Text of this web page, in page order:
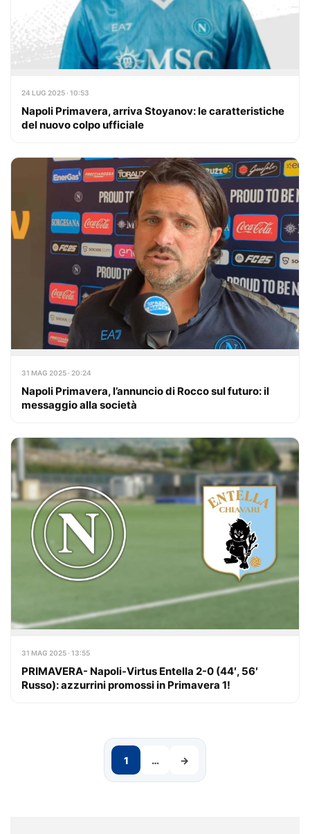
24 LUG 2025 · 10:53
Napoli Primavera, arriva Stoyanov: le caratteristiche
del nuovo colpo ufficiale
31 MAG 2025 · 20:24
Napoli Primavera, l’annuncio di Rocco sul futuro: il
messaggio alla società
31 MAG 2025 · 13:55
PRIMAVERA- Napoli-Virtus Entella 2-0 (44′, 56′
Russo): azzurrini promossi in Primavera 1!
1 … →